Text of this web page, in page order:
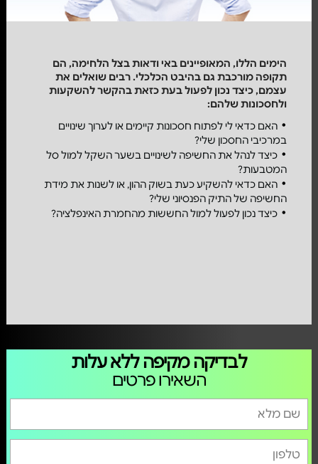
הימים הללו, המאופיינים באי ודאות בצל הלחימה, הם
תקופה מורכבת גם בהיבט הכלכלי. רבים שואלים את
עצמם, כיצד נכון לפעול בעת כזאת בהקשר להשקעות
ולחסכונות שלהם:
האם כדאי לי לפתוח חסכונות קיימים או לערוך שינויים
במרכיבי החסכון שלי?
כיצד לנהל את החשיפה לשינויים בשער השקל למול סל
המטבעות?
האם כדאי להשקיע כעת בשוק ההון, או לשנות את מידת
החשיפה של התיק הפנסיוני שלי?
כיצד נכון לפעול למול החששות מהחמרת האינפלציה?
לבדיקה מקיפה ללא עלות
השאירו פרטים